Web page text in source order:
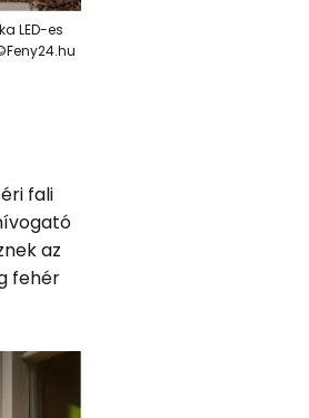
LED-es
fali
az
fehér